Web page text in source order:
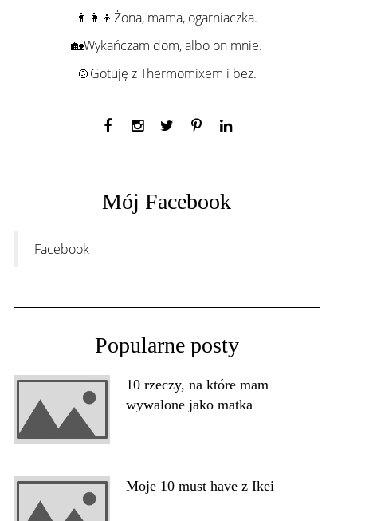
👨‍👩‍👦Żona, mama, ogarniaczka.
🏡Wykańczam dom, albo on mnie.
🍲Gotuję z Thermomixem i bez.
Mój Facebook
Facebook
Popularne posty
10 rzeczy, na które mam
wywalone jako matka
Moje 10 must have z Ikei